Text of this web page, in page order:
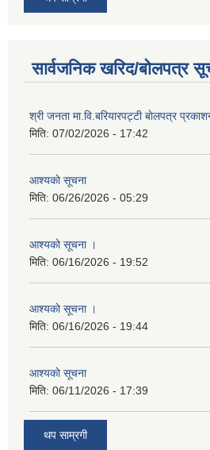
सार्वजनिक खरिद/बोलपत्र
श्री जनता मा.वि.बरियारपट्टी बाेलपत्र
मिति: 07/02/2026 - 17:42
आश्यकाे सूचना
मिति: 06/26/2026 - 05:29
आश्यकाे सूचना ।
मिति: 06/16/2026 - 19:52
आश्यकाे सूचना ।
मिति: 06/16/2026 - 19:44
आश्यकाे सूचना
मिति: 06/11/2026 - 17:39
थप साम्रगी